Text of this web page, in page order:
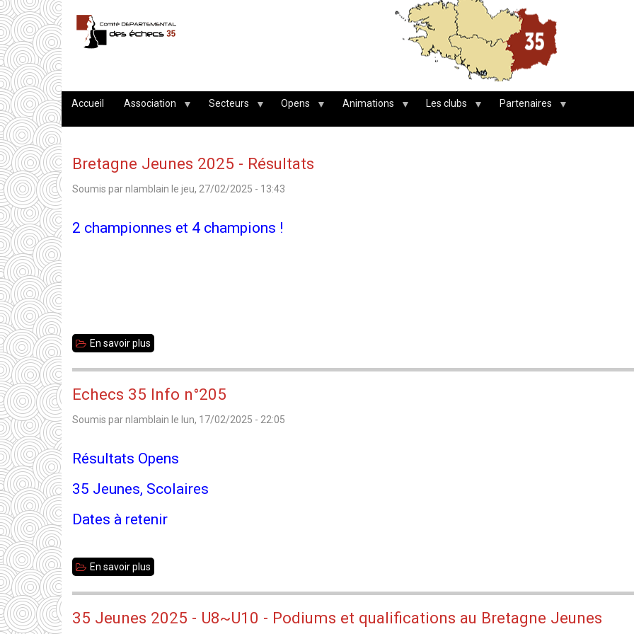
Aller
au
contenu
principal
Accueil Association Secteurs Opens Animations Les clubs Partenaires
Bretagne Jeunes 2025 - Résultats
Soumis parnlamblain le jeu, 27/02/2025 - 13:43
2 championnes et 4 champions !
En savoir plus
2025
-
Echecs 35 Info n°205
Soumis parnlamblain le lun, 17/02/2025 - 22:05
Résultats Opens
35 Jeunes, Scolaires
Dates à retenir
En savoir plus
Info
35 Jeunes 2025 - U8~U10 - Podiums et qualifications au Bretagne Jeunes